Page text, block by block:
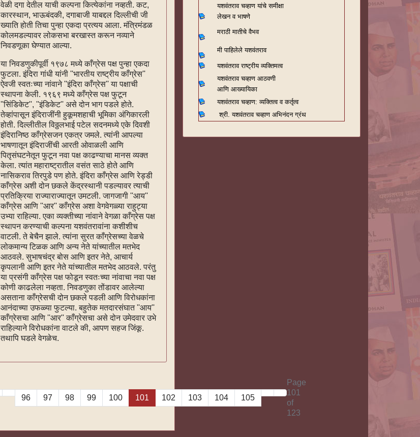
वेळी दगा देतील याची कल्पना कित्येकांना नव्हती. कट,
कारस्थान, भाऊबंदकी, दगाबाजी याबद्दल दिल्लीची जी
ख्याति होती तिचा पुन्हा एकदा प्रत्यय आला. मंत्रिमंडळ
कोलमडल्यावर लोकसभा बरखास्त करून नव्याने
निवडणूका घेण्यात आल्या.
या निवडणुकीपूर्वी १९७८ मध्ये काँग्रेस पक्ष पुन्हा एकदा
फुटला. इंदिरा गांधी यांनी ''भारतीय राष्ट्रीय काँग्रेस''
ऐवजी स्वतःच्या नांवाने ''इंदिरा काँग्रेस'' या पक्षाची
स्थापना केली. १९६९ मध्ये काँग्रेस पक्ष फुटून
''सिंडिकेट'', ''इंडिकेट'' असे दोन भाग पडले होते.
तेव्हांपासून इंदिराजींनी हुकूमशहाची भूमिका अंगिकारली
होती. दिल्लीतील विठ्ठलभाई पटेल सदनमध्ये एके दिवशी
इंदिरानिष्ठ काँग्रेसजन एकत्र जमले. त्यांनी आपल्या
भाषणातून इंदिराजींची आरती ओवाळली आणि
पितृसंघटनेतून फुटून नवा पक्ष काढण्याचा मानस व्यक्त
केला. त्यांत महाराष्ट्रातील वसंत साठे होते आणि
नासिकराव तिरपुडे पण होते. इंदिरा काँग्रेस आणि रेड्डी
काँग्रेस अशी दोन छकले केंद्रस्थानी पडल्यावर त्याची
प्रतिक्रिया राज्याराज्यातून उमटली. जागजागी ''आय''
काँग्रेस आणि ''आर'' काँग्रेस अशा वेगवेगळ्या राहुट्या
उभ्या राहिल्या. एका व्यक्तीच्या नांवाने वेगळा काँग्रेस पक्ष
स्थापन करण्याची कल्पना यशवंतरावांना कशीशीच
वाटली. ते बेचैन झाले. त्यांना सुरत काँग्रेसच्या वेळचे
लोकमान्य टिळक आणि अन्य नेते यांच्यातील मतभेद
आठवले. सुभाषचंद्र बोस आणि इतर नेते, आचार्य
कृपलानी आणि इतर नेते यांच्यातील मतभेद आठवले. परंतु
या प्रसंगी काँग्रेस पक्ष फोडून स्वतःच्या नांवाचा नवा पक्ष
कोणी काढलेला नव्हता. निवडणुका तोंडावर आलेल्या
असताना काँग्रेसची दोन छकले पडली आणि विरोधकांना
आनंदाच्या उफळ्या फुटल्या. बहुतेक मतदारसंघात ''आय''
काँग्रेसचा आणि ''आर'' काँग्रेसचा असे दोन उमेदवार उभे
राहिल्याने विरोधकांना वाटले की, आपण सहज जिंकू.
तथापि घडले वेगळेच.
96 97 98 99 100 101 102 103 104 105
Page
101
of
123
यशवंतराव चव्हाण यांचे समीक्षा
लेखन व भाषणे
मराठी मातीचे वैभव
मी पाहिलेले यशवंतराव
यशवंतराव राष्ट्रीय व्यक्तिमत्व
यशवंतराव चव्हाण आठवणी
आणि आख्यायिका
यशवंतराव चव्हाण: व्यक्तित्व व कर्तृत्व
श्री. यशवंतराव चव्हाण अभिनंदन ग्रंथ